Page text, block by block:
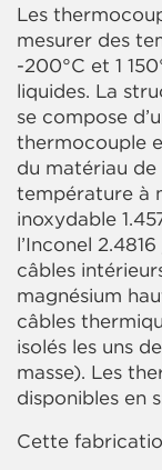
Les
mesurer des
-200°C et 1
liquides. La
se compose
thermocouple
du matériau de
température à
inoxydable
l’Inconel 2.4816
câbles
magnésium
câbles
isolés les uns
masse). Les
disponibles en
Cette